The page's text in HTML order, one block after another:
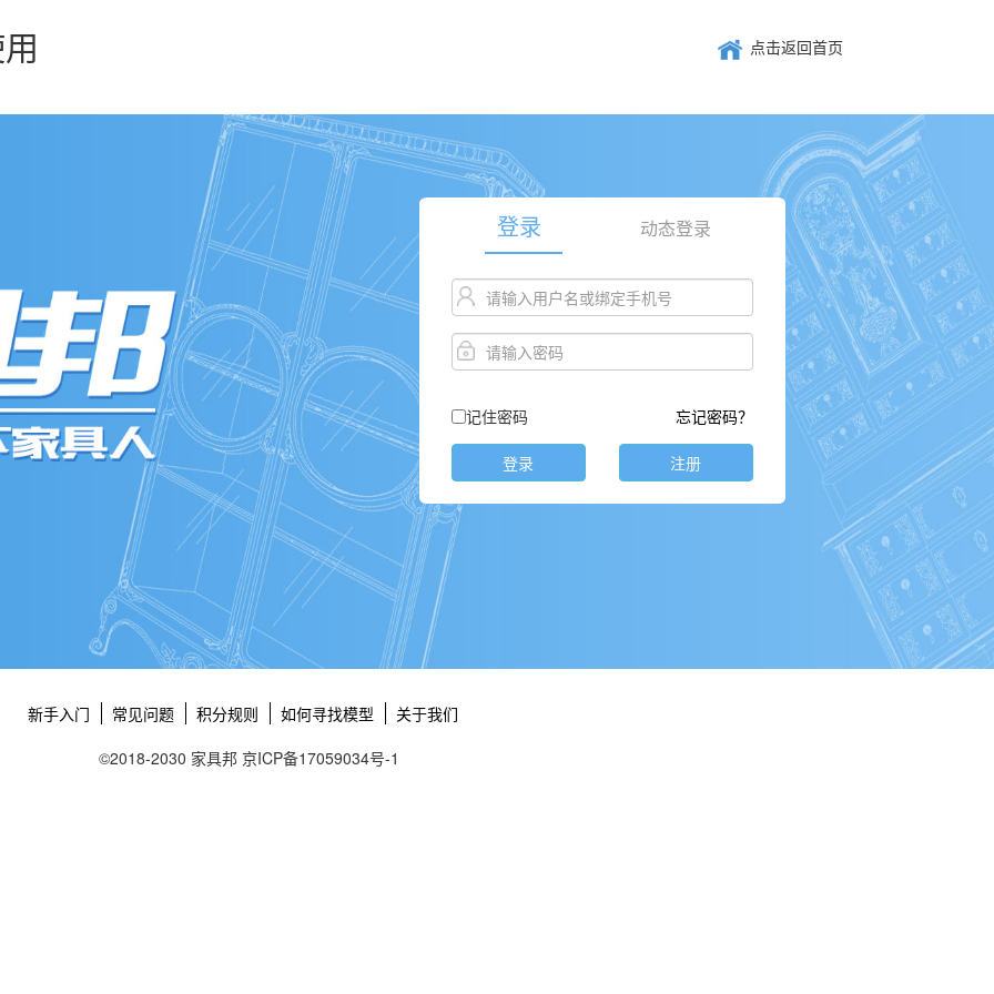
点击返回首页
登录 动态登录
记住密码 忘记密码？
登录 注册
新手入门 常见问题 积分规则 如何寻找模型
关于我们
©2018-2030 家具邦 京ICP备17059034号-1